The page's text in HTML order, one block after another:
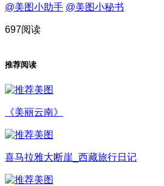
@美图小助手 @美图小秘书
697阅读
推荐阅读
《美丽云南》
喜马拉雅大断崖_西藏旅行日记